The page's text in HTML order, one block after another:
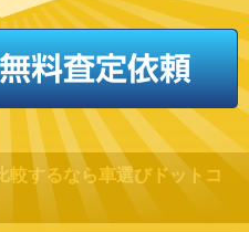
するなら車選びドットコ